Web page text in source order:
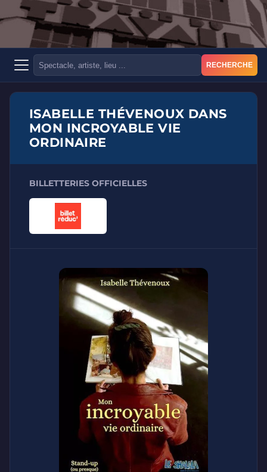
RECHERCHE
ISABELLE THÉVENOUX DANS
MON INCROYABLE VIE
ORDINAIRE
BILLETTERIES OFFICIELLES